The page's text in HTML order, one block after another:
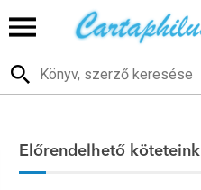
Előrendelhető köteteink